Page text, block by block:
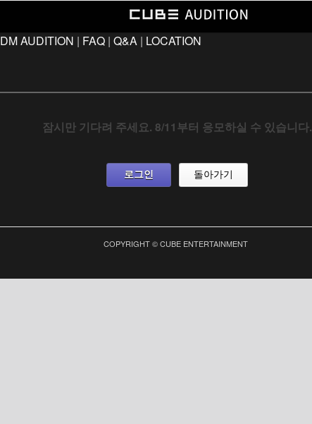
DM AUDITION | FAQ | Q&A | LOCATION
잠시만 기다려 주세요. 8/11부터 응모하실 수 있습니다.
로그인 돌아가기
COPYRIGHT © CUBE ENTERTAINMENT